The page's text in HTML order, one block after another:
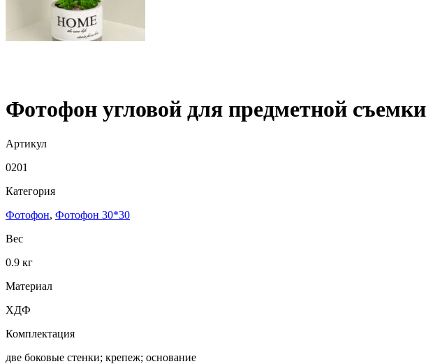
Фотофон угловой для предметной съемки
Артикул
0201
Категория
Фотофон, Фотофон 30*30
Вес
0.9 кг
Материал
ХДФ
Комплектация
две боковые стенки; крепеж; основание